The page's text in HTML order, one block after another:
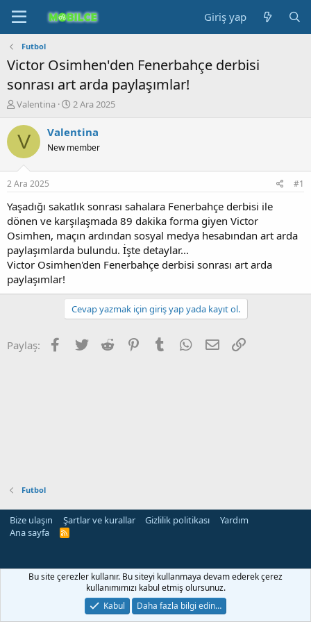
Giriş yap
Futbol
Victor Osimhen'den Fenerbahçe derbisi
sonrası art arda paylaşımlar!
K
n
b
u
u
b
a
ş
l
a
t
a
n
Valentina
B
ş
a
ç
a
r
i
h
2 Ara 2025
V Valentina
New member
2 Ara 2025 #1
Yaşadığı sakatlık sonrası sahalara Fenerbahçe derbisi ile
dönen ve karşılaşmada 89 dakika forma giyen Victor
Osimhen, maçın ardından sosyal medya hesabından art arda
paylaşımlarda bulundu. İşte detaylar...
Victor Osimhen'den Fenerbahçe derbisi sonrası art arda
paylaşımlar!
Cevap yazmak için giriş yap yada kayıt ol.
Paylaş: Facebook
Twitter Reddit PinterestTumblr WhatsApp
E-posta
Futbol
Bize ulaşın Şartlar ve kurallar Gizlilik politikası
Yardım
Ana sayfa
R
Bu site çerezler kullanır. Bu siteyi kullanmaya devam ederek çerez
kullanımımızı kabul etmiş olursunuz.
Kabul
Daha fazla bilgi edin…